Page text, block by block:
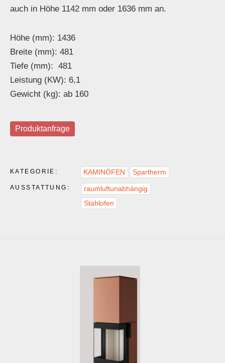
auch in Höhe 1142 mm oder 1636 mm an.
Höhe (mm): 1436
Breite (mm): 481
Tiefe (mm): 481
Leistung (KW): 6,1
Gewicht (kg): ab 160
Produktanfrage
KATEGORIE: KAMINÖFEN Spartherm
AUSSTATTUNG:
raumluftunabhängig
Stahlofen